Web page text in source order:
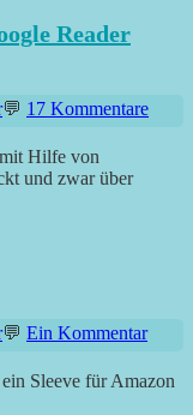
Reader
17 Kommentare
Hilfe von
und zwar über
Ein Kommentar
Sleeve für Amazon